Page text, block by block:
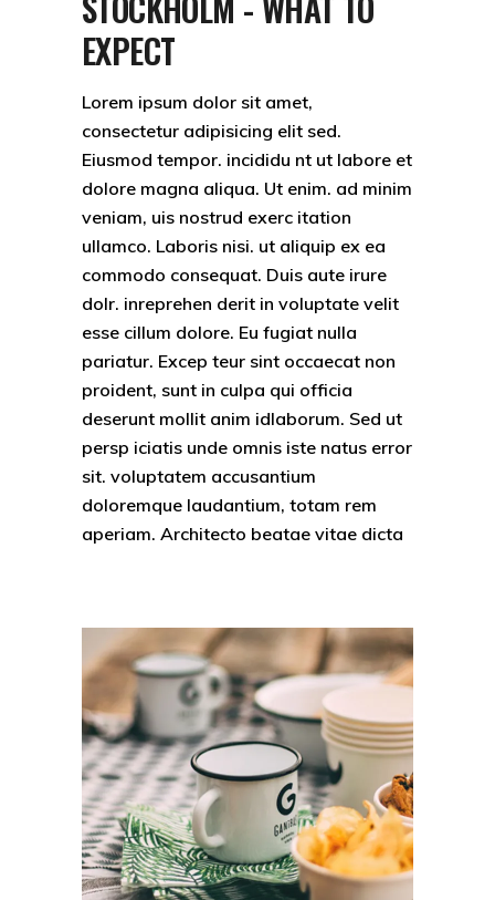
EXPECT
Lorem ipsum dolor sit amet,
consectetur adipisicing elit sed.
Eiusmod tempor. incididu nt ut labore et
dolore magna aliqua. Ut enim. ad minim
veniam, uis nostrud exerc itation
ullamco. Laboris nisi. ut aliquip ex ea
commodo consequat. Duis aute irure
dolr. inreprehen derit in voluptate velit
esse cillum dolore. Eu fugiat nulla
pariatur. Excep teur sint occaecat non
proident, sunt in culpa qui officia
deserunt mollit anim idlaborum. Sed ut
persp iciatis unde omnis iste natus error
sit. voluptatem accusantium
doloremque laudantium, totam rem
aperiam. Architecto beatae vitae dicta